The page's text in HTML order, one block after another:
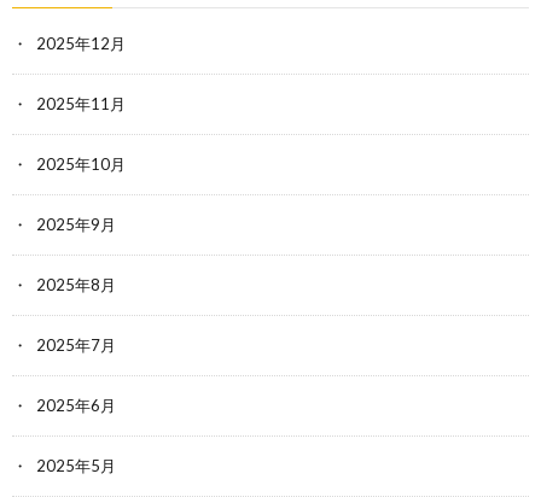
2025年12月
2025年11月
2025年10月
2025年9月
2025年8月
2025年7月
2025年6月
2025年5月